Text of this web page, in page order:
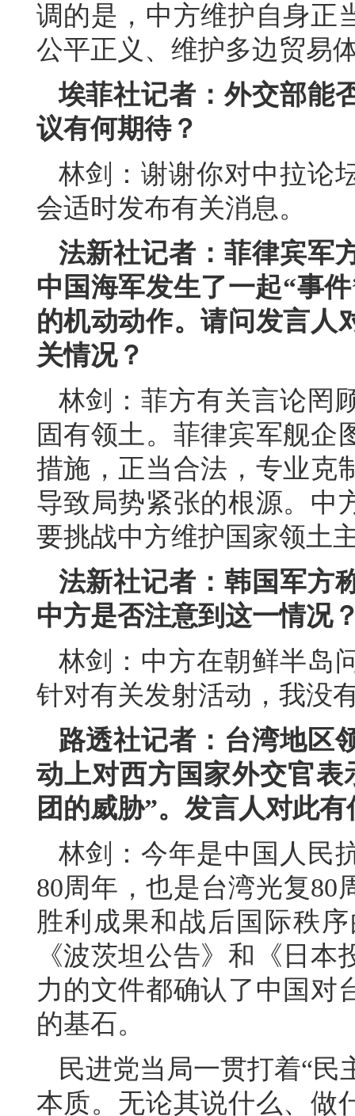
调的是，中方维护自身正
公平正义、维护多边贸易
埃菲社记者：外交部能
议有何期待？
林剑：谢谢你对中拉论
会适时发布有关消息。
法新社记者：菲律宾军
中国海军发生了一起“事
的机动动作。请问发言人
关情况？
林剑：菲方有关言论罔
固有领土。菲律宾军舰企
措施，正当合法，专业克
导致局势紧张的根源。中
要挑战中方维护国家领土
法新社记者：韩国军方
中方是否注意到这一情况
林剑：中方在朝鲜半岛
针对有关发射活动，我没
路透社记者：台湾地区
动上对西方国家外交官
团的威胁”。发言人对此
林剑：今年是中国人民
80周年，也是台湾光复80
胜利成果和战后国际秩
《波茨坦公告》和《日
力的文件都确认了中国对
的基石。
民进党当局一贯打着“民
本质。无论其说什么、做